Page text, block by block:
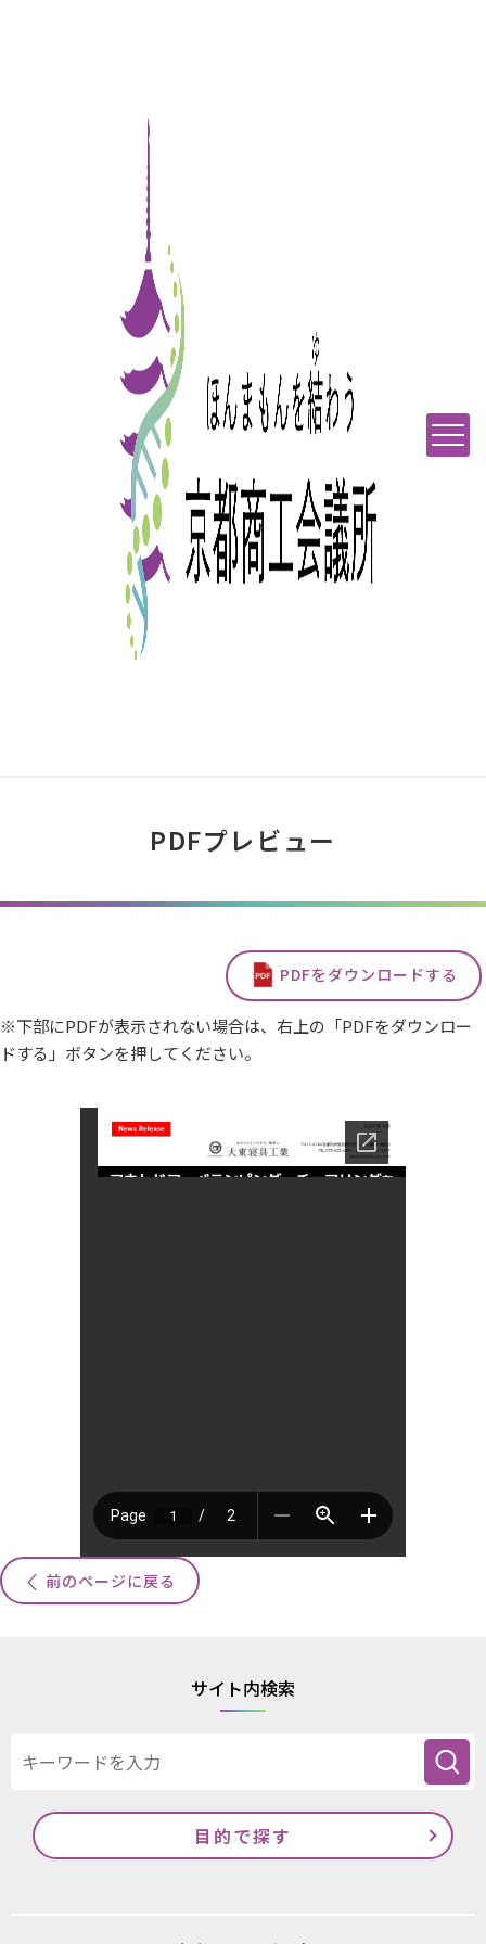
PDFプレビュー
PDFをダウンロードする
※下部にPDFが表示されない場合は、右上の「PDFをダウンロー
ドする」ボタンを押してください。
前のページに戻る
サイト内検索
目的で探す